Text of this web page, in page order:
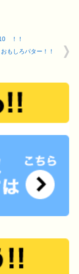
！！
おもしろパター！！